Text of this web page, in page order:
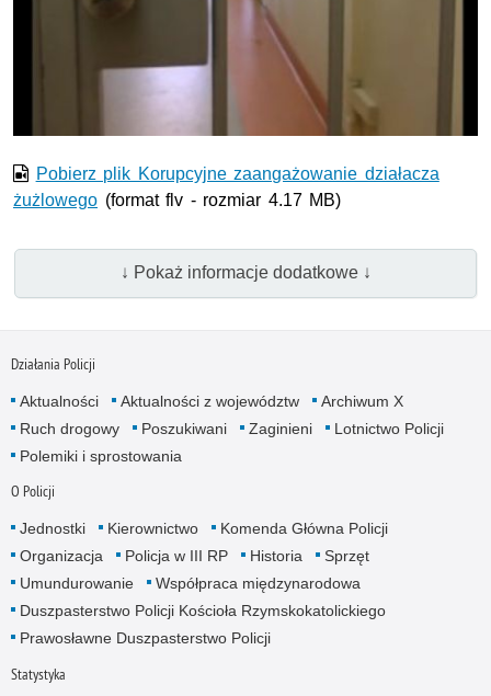
Film w formacie nieobsługiwanym przez odtwarzacz.
Pobierz plik Korupcyjne zaangażowanie działacza
żużlowego (format flv - rozmiar 4.17 MB)
↓ Pokaż informacje dodatkowe ↓
Działania Policji
Aktualności Aktualności z województw
Archiwum X
Ruch drogowy
Poszukiwani Zaginieni
Lotnictwo Policji
Polemiki i sprostowania
O Policji
Jednostki Kierownictwo
Komenda Główna Policji
Organizacja
Policja w III RP Historia
Sprzęt
Umundurowanie
Współpraca międzynarodowa
Duszpasterstwo Policji Kościoła Rzymskokatolickiego
Prawosławne Duszpasterstwo Policji
Statystyka